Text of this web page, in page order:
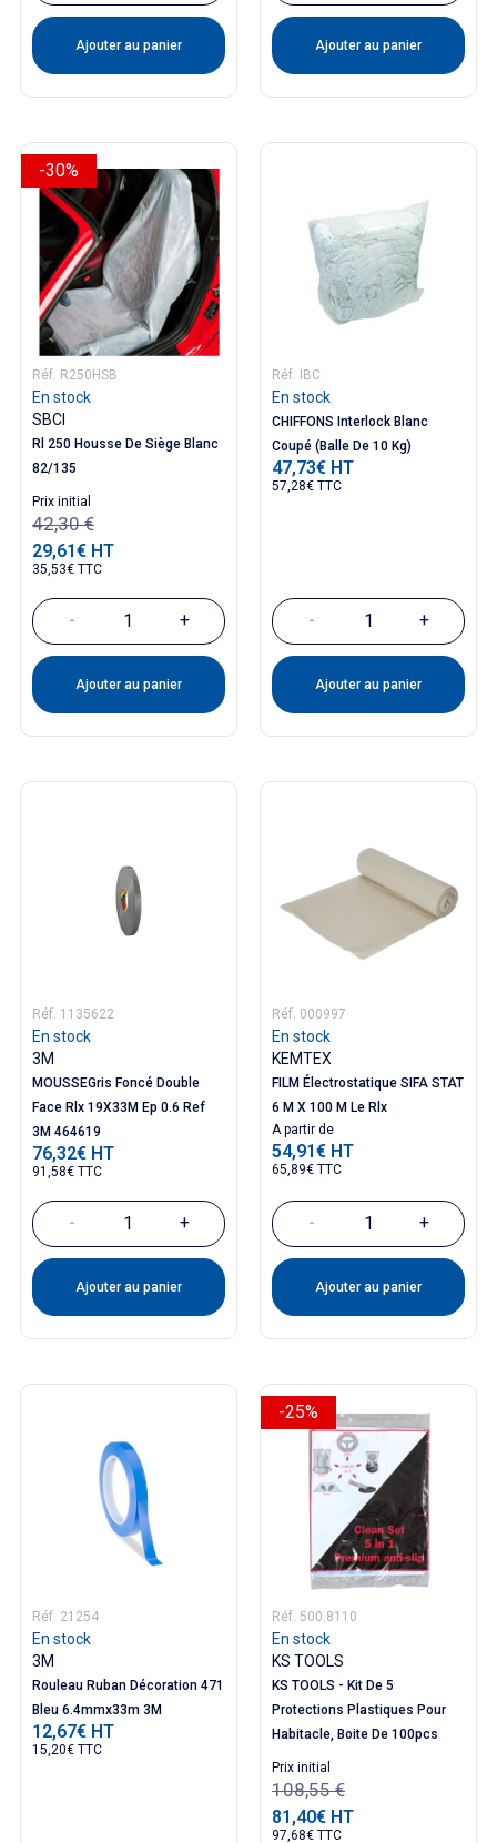
Ajouter au panier Ajouter au panier
Réf. R250HSB
En stock
SBCI
Rl 250 Housse De Siège Blanc
82/135
Prix
29,61€ HT
35,53€ TTC
Prix ​​initial
42,30 €
- +
Ajouter au panier
-30%
Réf. IBC
En stock
CHIFFONS Interlock Blanc
Coupé (Balle De 10 Kg)
Prix
47,73€ HT
57,28€ TTC
- +
Ajouter au panier
Réf. 1135622
En stock
3M
MOUSSEGris Foncé Double
Face Rlx 19X33M Ep 0.6 Ref
3M 464619
Prix
76,32€ HT
91,58€ TTC
- +
Ajouter au panier
Réf. 000997
En stock
KEMTEX
FILM Électrostatique SIFA STAT
6 M X 100 M Le Rlx
Prix
A partir de
54,91€ HT
65,89€ TTC
- +
Ajouter au panier
Réf. 21254
En stock
3M
Rouleau Ruban Décoration 471
Bleu 6.4mmx33m 3M
Prix
12,67€ HT
15,20€ TTC
Réf. 500.8110
En stock
KS TOOLS
KS TOOLS - Kit De 5
Protections Plastiques Pour
Habitacle, Boite De 100pcs
Prix
81,40€ HT
97,68€ TTC
Prix ​​initial
108,55 €
-25%